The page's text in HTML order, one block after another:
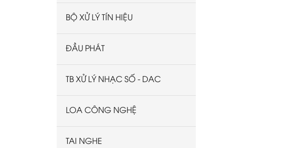
BỘ XỬ LÝ TÍN HIỆU
ĐẦU PHÁT
TB XỬ LÝ NHẠC SỐ - DAC
LOA CÔNG NGHỆ
TAI NGHE